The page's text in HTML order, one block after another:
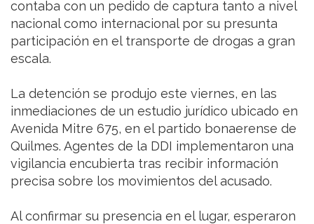
contaba con un pedido de captura tanto a nivel
nacional como internacional por su presunta
participación en el transporte de drogas a gran
escala.
La detención se produjo este viernes, en las
inmediaciones de un estudio jurídico ubicado en
Avenida Mitre 675, en el partido bonaerense de
Quilmes. Agentes de la DDI implementaron una
vigilancia encubierta tras recibir información
precisa sobre los movimientos del acusado.
Al confirmar su presencia en el lugar, esperaron